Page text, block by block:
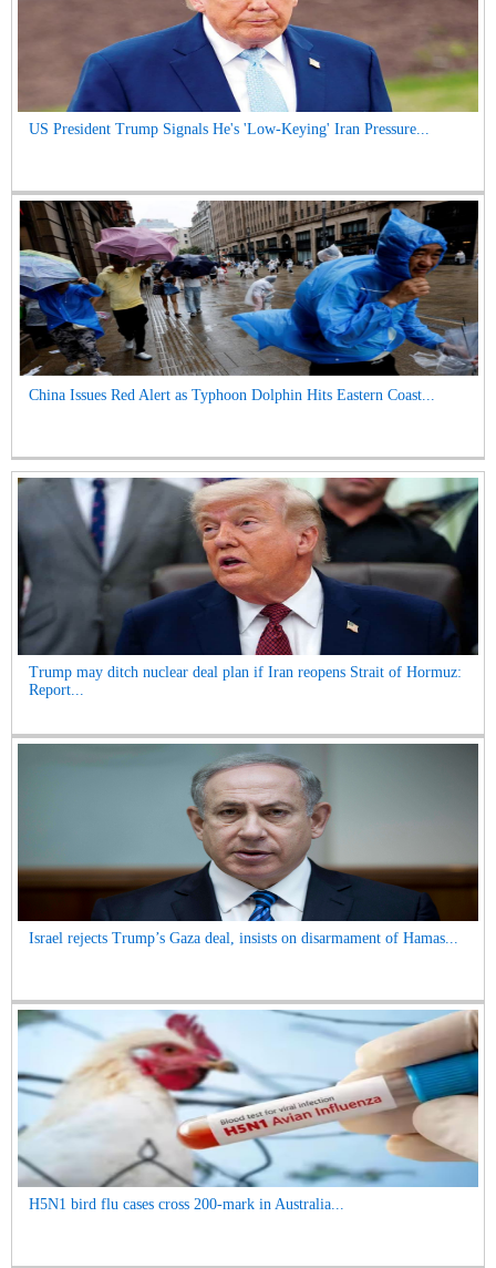
US President Trump Signals He's 'Low-Keying' Iran Pressure...
China Issues Red Alert as Typhoon Dolphin Hits Eastern Coast...
Trump may ditch nuclear deal plan if Iran reopens Strait of Hormuz:
Report...
Israel rejects Trump’s Gaza deal, insists on disarmament of Hamas...
H5N1 bird flu cases cross 200-mark in Australia...